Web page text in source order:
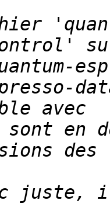
sont en
juste, il